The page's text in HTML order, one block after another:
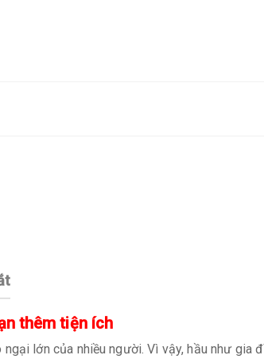
thêm tiện ích
lớn của nhiều người. Vì vậy, hầu như gia